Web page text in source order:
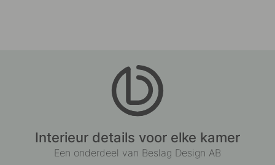
Interieur details voor elke kamer
Een onderdeel van Beslag Design AB